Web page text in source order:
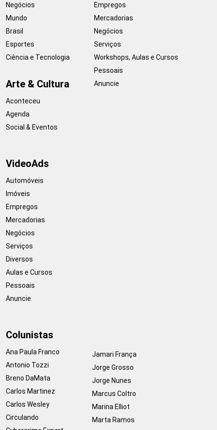
Negócios
Mundo
Brasil
Esportes
Ciência e Tecnologia
Arte & Cultura
Aconteceu
Agenda
Social & Eventos
Empregos
Mercadorias
Negócios
Serviços
Workshops, Aulas e Cursos
Pessoais
Anuncie
VideoAds
Automóveis
Imóveis
Empregos
Mercadorias
Negócios
Serviços
Diversos
Aulas e Cursos
Pessoais
Anuncie
Colunistas
Ana Paula Franco
Antonio Tozzi
Breno DaMata
Carlos Martinez
Carlos Wesley
Circulando
Jamari França
Jorge Grosso
Jorge Nunes
Marcus Coltro
Marina Elliot
Marta Ramos